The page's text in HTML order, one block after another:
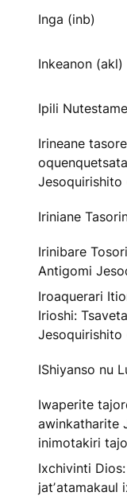
Inga (inb)
Inkeanon (akl)
Ipili
Irineane
Jesoquirishito
Iriniane
Irinibare
Antigomi
Iroaquerari
Irioshi:
Jesoquirishito
IShiyanso nu
Iwaperite
awinkatharite
inimotakiri
Ixchivinti
jatʼatamakaul